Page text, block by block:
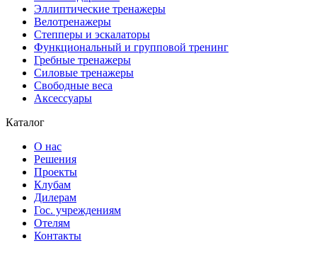
Эллиптические тренажеры
Велотренажеры
Степперы и эскалаторы
Функциональный и групповой тренинг
Гребные тренажеры
Силовые тренажеры
Свободные веса
Аксессуары
Каталог
О нас
Решения
Проекты
Клубам
Дилерам
Гос. учреждениям
Отелям
Контакты